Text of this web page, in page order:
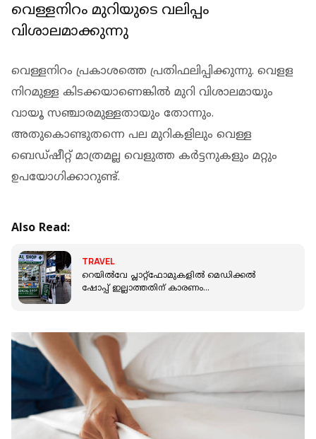
വെള്ളനിറം മുറിയുടെ വലിപ്പം
വിശാലമാക്കുന്നു
വെള്ളനിറം പ്രകാശത്തെ പ്രതിഫലിപ്പിക്കുന്നു. വെളള
നിറമുള്ള കിടക്കയാണെങ്കില്‍ മുറി വിശാലമായും
വായൂ സഞ്ചാരമുള്ളതായും തോന്നും.
അതുകൊണ്ടുതന്നെ പല മുറികളിലും വെള്ള
ബെഡ്ഷീറ്റ് മാത്രമല്ല വെളുത്ത കര്‍ട്ടനുകളും മറ്റും
ഉപയോഗിക്കാറുണ്ട്.
Also Read:
TRAVEL
റെയില്‍വേ പ്ലാറ്റ്‌ഫോമുകളില്‍ മെഡിക്കല്‍
ഷോപ്പ് ഇല്ലാത്തതിന് കാരണം